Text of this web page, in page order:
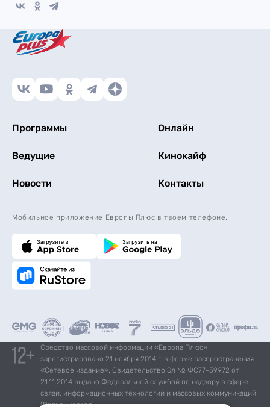
Программы Онлайн
Ведущие Кинокайф
Новости Контакты
Мобильное приложение Европы Плюс в твоем телефоне.
Средство массовой информации «Европа Плюс»
зарегистрировано 21 ноября 2014 г. в форме распространения
«Сетевое издание». Свидетельство Эл № ФС77-59972 от
21.11.2014 выдано Федеральной службой по надзору в сфере
связи, информационных технологий и массовых коммуникаций
(Роскомнадзор).